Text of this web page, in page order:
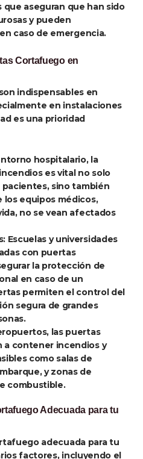
aseguran que han sido
y pueden
caso de emergencia.
Cortafuego en
indispensables en
en instalaciones
es una prioridad
hospitalario, la
es vital no solo
pacientes, sino también
los equipos médicos,
no se vean afectados
: Escuelas y universidades
con puertas
la protección de
en caso de un
permiten el control del
segura de grandes
las puertas
a contener incendios y
como salas de
y zonas de
combustible.
Adecuada para tu
adecuada para tu
factores, incluyendo el